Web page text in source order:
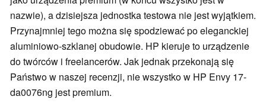
nazwie), a dzisiejsza jednostka testowa nie jest wyjątkiem.
Przynajmniej tego można się spodziewać po eleganckiej
aluminiowo-szklanej obudowie. HP kieruje to urządzenie
do twórców i freelancerów. Jak jednak przekonają się
Państwo w naszej recenzji, nie wszystko w HP Envy 17-
da0076ng jest premium.